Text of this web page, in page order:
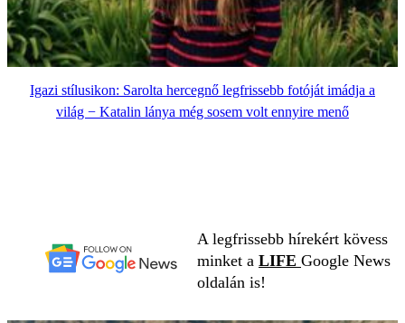
Igazi stílusikon: Sarolta hercegnő legfrissebb fotóját imádja a
világ − Katalin lánya még sosem volt ennyire menő
A legfrissebb hírekért kövess
minket a LIFE Google News
oldalán is!